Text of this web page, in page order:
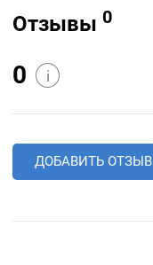
Отзывы 0
0 i
ДОБАВИТЬ ОТЗЫВ